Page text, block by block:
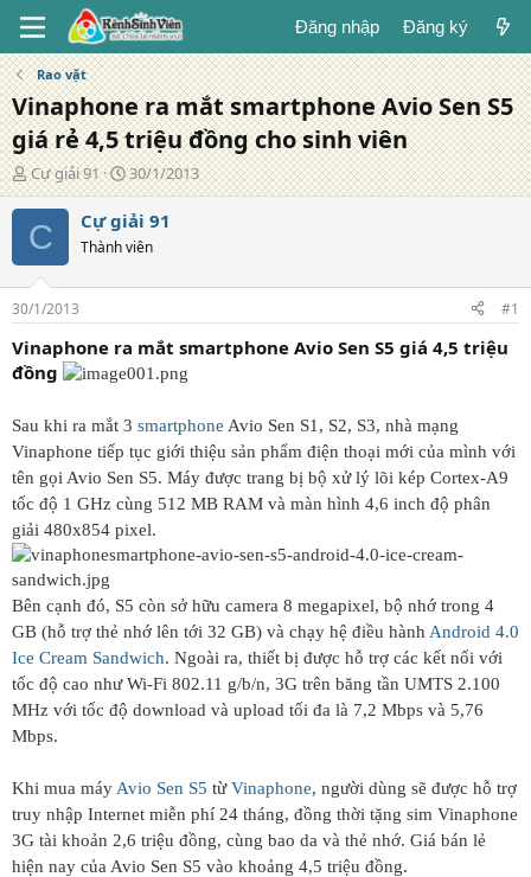
Đăng nhập Đăng ký
Rao vặt
Vinaphone ra mắt smartphone Avio Sen S5
giá rẻ 4,5 triệu đồng cho sinh viên
T
á
c
g
ả
Cự giải 91
N
g
à
y
đ
g
30/1/2013
C Cự giải 91
Thành viên
30/1/2013 #1
Vinaphone ra mắt smartphone Avio Sen S5 giá 4,5 triệu
đồng
Sau khi ra mắt 3 smartphone Avio Sen S1, S2, S3, nhà mạng
Vinaphone tiếp tục giới thiệu sản phẩm điện thoại mới của mình với
tên gọi Avio Sen S5. Máy được trang bị bộ xử lý lõi kép Cortex-A9
tốc độ 1 GHz cùng 512 MB RAM và màn hình 4,6 inch độ phân
giải 480x854 pixel.
Bên cạnh đó, S5 còn sở hữu camera 8 megapixel, bộ nhớ trong 4
GB (hỗ trợ thẻ nhớ lên tới 32 GB) và chạy hệ điều hành Android 4.0
Ice Cream Sandwich. Ngoài ra, thiết bị được hỗ trợ các kết nối với
tốc độ cao như Wi-Fi 802.11 g/b/n, 3G trên băng tần UMTS 2.100
MHz với tốc độ download và upload tối đa là 7,2 Mbps và 5,76
Mbps.
Khi mua máy Avio Sen S5 từVinaphone, người dùng sẽ được hỗ trợ
truy nhập Internet miễn phí 24 tháng, đồng thời tặng sim Vinaphone
3G tài khoản 2,6 triệu đồng, cùng bao da và thẻ nhớ. Giá bán lẻ
hiện nay của Avio Sen S5 vào khoảng 4,5 triệu đồng.